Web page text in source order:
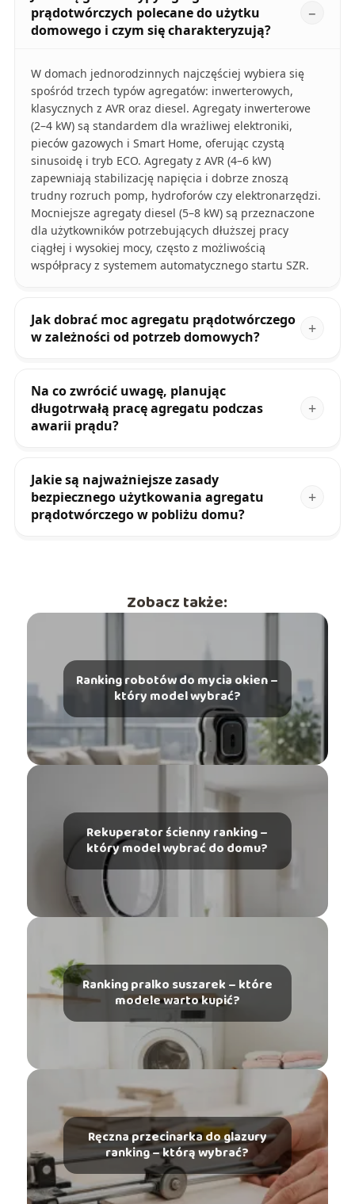
prądotwórczych polecane do użytku
domowego i czym się charakteryzują?
W domach jednorodzinnych najczęściej wybiera się
spośród trzech typów agregatów: inwerterowych,
klasycznych z AVR oraz diesel. Agregaty inwerterowe
(2–4 kW) są standardem dla wrażliwej elektroniki,
pieców gazowych i Smart Home, oferując czystą
sinusoidę i tryb ECO. Agregaty z AVR (4–6 kW)
zapewniają stabilizację napięcia i dobrze znoszą
trudny rozruch pomp, hydroforów czy elektronarzędzi.
Mocniejsze agregaty diesel (5–8 kW) są przeznaczone
dla użytkowników potrzebujących dłuższej pracy
ciągłej i wysokiej mocy, często z możliwością
współpracy z systemem automatycznego startu SZR.
Jak dobrać moc agregatu prądotwórczego
w zależności od potrzeb domowych?
Na co zwrócić uwagę, planując
długotrwałą pracę agregatu podczas
awarii prądu?
Jakie są najważniejsze zasady
bezpiecznego użytkowania agregatu
prądotwórczego w pobliżu domu?
Zobacz także:
Ranking robotów do mycia okien –
który model wybrać?
Rekuperator ścienny ranking –
który model wybrać do domu?
Ranking pralko suszarek – które
modele warto kupić?
Ręczna przecinarka do glazury
ranking – którą wybrać?